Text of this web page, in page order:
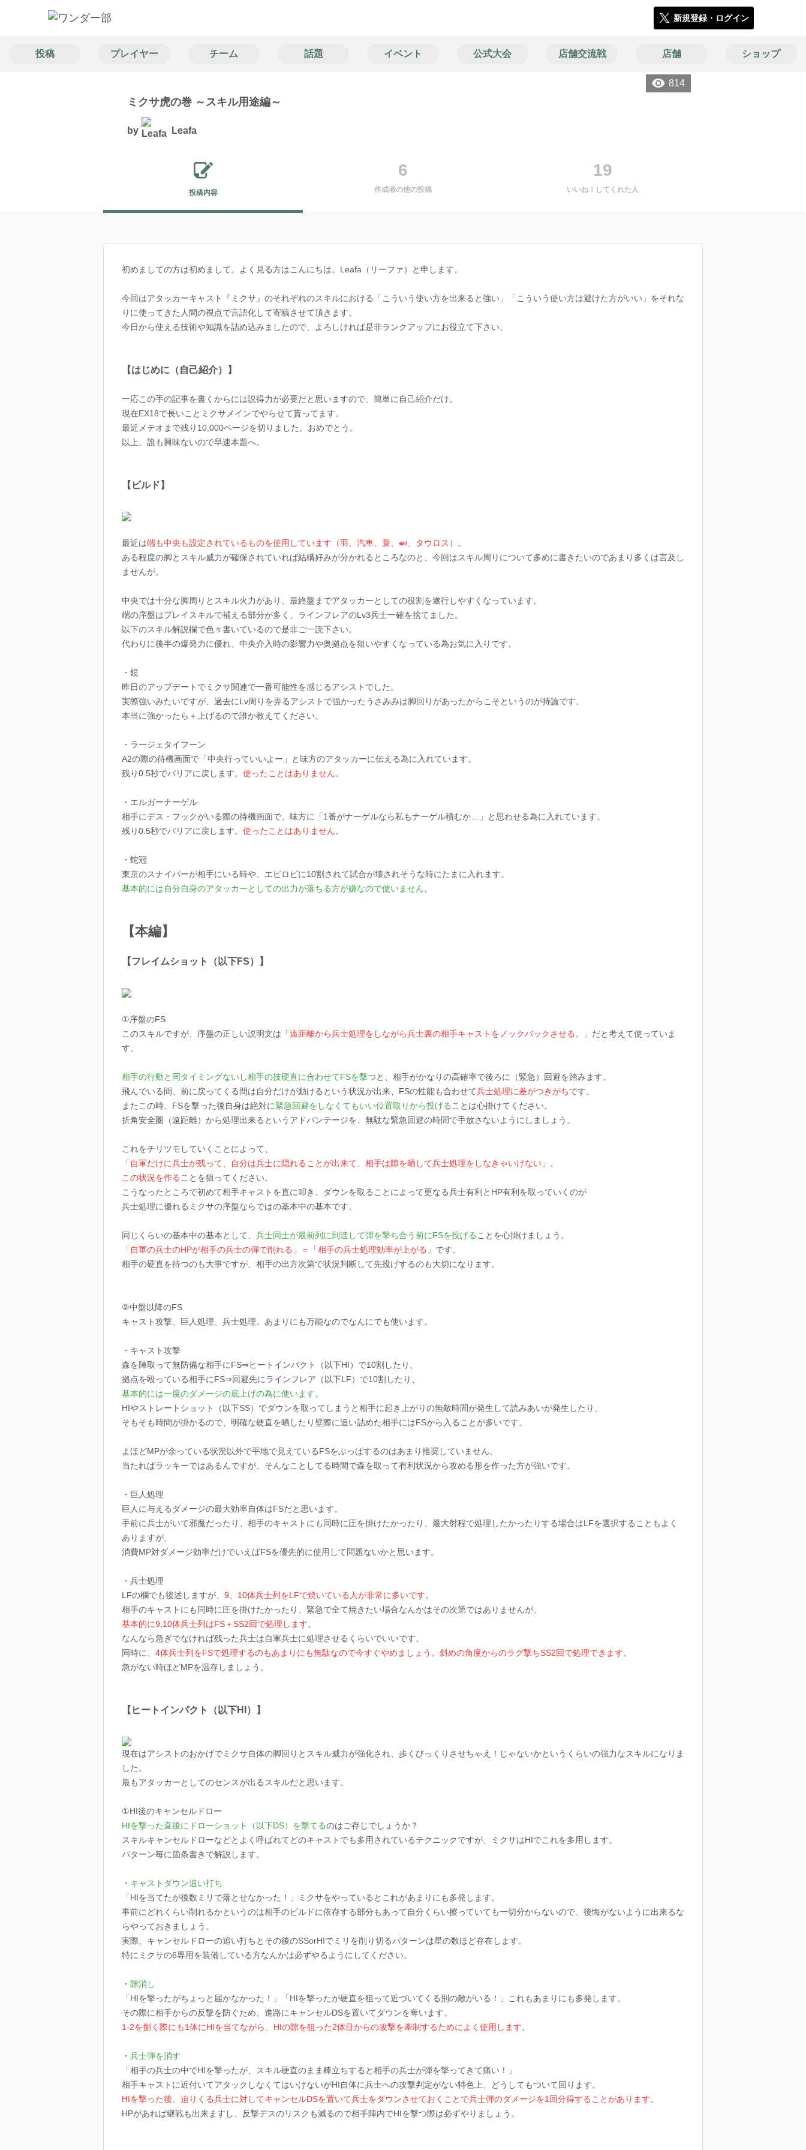
新規登録・ログイン
投稿 プレイヤー チーム 話題 イベント 公式大会 店舗交流戦 店舗 ショップ
814
ミクサ虎の巻 ～スキル用途編～
by Leafa
投稿内容
6
作成者の他の投稿
19
いいね！してくれた人
初めましての方は初めまして。よく見る方はこんにちは。Leafa（リーファ）と申します。
今回はアタッカーキャスト『ミクサ』のそれぞれのスキルにおける「こういう使い方を出来ると強い」「こういう使い方は避けた方がいい」をそれな
りに使ってきた人間の視点で言語化して寄稿させて頂きます。
今日から使える技術や知識を詰め込みましたので、よろしければ是非ランクアップにお役立て下さい。
【はじめに（自己紹介）】
一応この手の記事を書くからには説得力が必要だと思いますので、簡単に自己紹介だけ。
現在EX18で長いことミクサメインでやらせて貰ってます。
最近メテオまで残り10,000ページを切りました。おめでとう。
以上、誰も興味ないので早速本題へ。
【ビルド】
最近は端も中央も設定されているものを使用しています（羽、汽車、蓑、🍛、タウロス）
。
ある程度の脚とスキル威力が確保されていれば結構好みが分かれるところなのと、今回はスキル周りについて多めに書きたいのであまり多くは言及し
ませんが。
中央では十分な脚周りとスキル火力があり、最終盤までアタッカーとしての役割を遂行しやすくなっています。
端の序盤はプレイスキルで補える部分が多く、ラインフレアのLv3兵士一確を捨てました。
以下のスキル解説欄で色々書いているので是非ご一読下さい。
代わりに後半の爆発力に優れ、中央介入時の影響力や奥拠点を狙いやすくなっている為お気に入りです。
・鏡
昨日のアップデートでミクサ関連で一番可能性を感じるアシストでした。
実際強いみたいですが、過去にLv周りを弄るアシストで強かったうさみみは脚回りがあったからこそというのが持論です。
本当に強かったら＋上げるので誰か教えてください。
・ラージェタイフーン
A2の際の待機画面で「中央行っていいよー」と味方のアタッカーに伝える為に入れています。
残り0.5秒でバリアに戻します。 使ったことはありません。
・エルガーナーゲル
相手にデス・フックがいる際の待機画面で、味方に「1番がナーゲルなら私もナーゲル積むか…」と思わせる為に入れています。
残り0.5秒でバリアに戻します。 使ったことはありません。
・蛇冠
東京のスナイパーが相手にいる時や、エピロビに10割されて試合が壊されそうな時にたまに入れます。
基本的には自分自身のアタッカーとしての出力が落ちる方が嫌なので使いません。
【本編】
【フレイムショット（以下FS）】
①序盤のFS
このスキルですが、序盤の正しい説明文は 「遠距離から兵士処理をしながら兵士裏の相手キャストをノックバックさせる。」 だと考えて使っていま
す。
相手の行動と同タイミングないし相手の技硬直に合わせてFSを撃つと、相手がかなりの高確率で後ろに（緊急）回避を踏みます。
飛んでいる間、前に戻ってくる間は自分だけが動けるという状況が出来、FSの性能も合わせて兵士処理に差がつきがちです。
またこの時、FSを撃った後自身は絶対に緊急回避をしなくてもいい位置取りから投げる ことは心掛けてください。
折角安全圏（遠距離）から処理出来るというアドバンテージを、無駄な緊急回避の時間で手放さないようにしましょう。
これをチリツモしていくことによって、
「自軍だけに兵士が残って、自分は兵士に隠れることが出来て、相手は隙を晒して兵士処理をしなきゃいけない」。
この状況を作る ことを狙ってください。
こうなったところで初めて相手キャストを直に叩き、ダウンを取ることによって更なる兵士有利とHP有利を取っていくのが
兵士処理に優れるミクサの序盤ならではの基本中の基本です。
同じくらいの基本中の基本として、 兵士同士が最前列に到達して弾を撃ち合う前にFSを投げる ことを心掛けましょう。
「自軍の兵士のHPが相手の兵士の弾で削れる」＝「相手の兵士処理効率が上がる」 です。
相手の硬直を待つのも大事ですが、相手の出方次第で状況判断して先投げするのも大切になります。
②中盤以降のFS
キャスト攻撃、巨人処理、兵士処理。あまりにも万能なのでなんにでも使います。
・キャスト攻撃
森を陣取って無防備な相手にFS⇒ヒートインパクト（以下HI）で10割したり、
拠点を殴っている相手にFS⇒回避先にラインフレア（以下LF）で10割したり、
基本的には一度のダメージの底上げの為に使います。
HIやストレートショット（以下SS）でダウンを取ってしまうと相手に起き上がりの無敵時間が発生して読みあいが発生したり、
そもそも時間が掛かるので、明確な硬直を晒したり壁際に追い詰めた相手にはFSから入ることが多いです。
よほどMPが余っている状況以外で平地で見えているFSをぶっぱするのはあまり推奨していません。
当たればラッキーではあるんですが、そんなことしてる時間で森を取って有利状況から攻める形を作った方が強いです。
・巨人処理
巨人に与えるダメージの最大効率自体はFSだと思います。
手前に兵士がいて邪魔だったり、相手のキャストにも同時に圧を掛けたかったり、最大射程で処理したかったりする場合はLFを選択することもよく
ありますが、
消費MP対ダメージ効率だけでいえばFSを優先的に使用して問題ないかと思います。
・兵士処理
LFの欄でも後述しますが、 9、10体兵士列をLFで焼いている人が非常に多いです。
相手のキャストにも同時に圧を掛けたかったり、緊急で全て焼きたい場合なんかはその次第ではありませんが、
基本的に9,10体兵士列はFS＋SS2回で処理します。
なんなら急ぎでなければ残った兵士は自軍兵士に処理させるくらいでいいです。
同時に、 4体兵士列をFSで処理するのもあまりにも無駄なので今すぐやめましょう 。 斜めの角度からのラグ撃ちSS2回で処理できます。
急がない時ほどMPを温存しましょう。
【ヒートインパクト（以下HI）】
現在はアシストのおかげでミクサ自体の脚回りとスキル威力が強化され、歩くびっくりさせちゃえ！じゃないかというくらいの強力なスキルになりま
した。
最もアタッカーとしてのセンスが出るスキルだと思います。
①HI後のキャンセルドロー
HIを撃った直後にドローショット（以下DS）を撃てるのはご存じでしょうか？
スキルキャンセルドローなどとよく呼ばれてどのキャストでも多用されているテクニックですが、ミクサはHIでこれを多用します。
パターン毎に箇条書きで解説します。
・ キャストダウン追い打ち
「HIを当てたが後数ミリで落とせなかった！」ミクサをやっているとこれがあまりにも多発します。
事前にどれくらい削れるかというのは相手のビルドに依存する部分もあって自分くらい擦っていても一切分からないので、後悔がないように出来るな
らやっておきましょう。
実際、キャンセルドローの追い打ちとその後のSSorHIでミリを削り切るパターンは星の数ほど存在します。
特にミクサの6専用を装備している方なんかは必ずやるようにしてください。
・ 隙消し
「HIを撃ったがちょっと届かなかった！」「HIを撃ったが硬直を狙って近づいてくる別の敵がいる！」これもあまりにも多発します。
その際に相手からの反撃を防ぐため、進路にキャンセルDSを置いてダウンを奪います。
1-2を捌く際にも1体にHIを当てながら、HIの隙を狙った2体目からの攻撃を牽制するためによく使用します。
・ 兵士弾を消す
「相手の兵士の中でHIを撃ったが、スキル硬直のまま棒立ちすると相手の兵士が弾を撃ってきて痛い！」
相手キャストに近付いてアタックしなくてはいけないがHI自体に兵士への攻撃判定がない特色上、どうしてもついて回ります。
HIを撃った後、迫りくる兵士に対してキャンセルDSを置いて兵士をダウンさせておくことで兵士弾のダメージを1回分得することがあります。
HPがあれば継戦も出来ますし、反撃デスのリスクも減るので相手陣内でHIを撃つ際は必ずやりましょう。